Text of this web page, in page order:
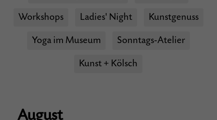
Workshops Ladies' Night Kunstgenuss
Yoga im Museum Sonntags-Atelier
Kunst + Kölsch
August